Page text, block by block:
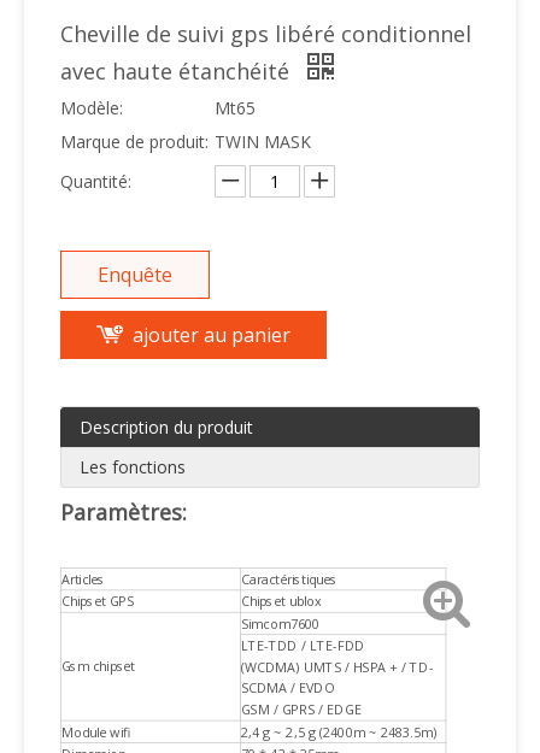
Cheville de suivi gps libéré conditionnel
avec haute étanchéité
Modèle:
Mt65
Marque de produit: TWIN MASK
Quantité:
Enquête
ajouter au panier
Description du produit
Les fonctions
Paramètres:
Articles
Caractéristiques
Chipset GPS
Chipset ublox
Gsm chipset
Simcom7600
LTE-TDD / LTE-FDD
(WCDMA) UMTS / HSPA + / TD-
SCDMA / EVDO
GSM / GPRS / EDGE
Module wifi
2,4 g ~ 2,5 g (2400m ~ 2483.5m)